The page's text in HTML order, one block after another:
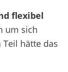
flexibel
um sich
hätte das